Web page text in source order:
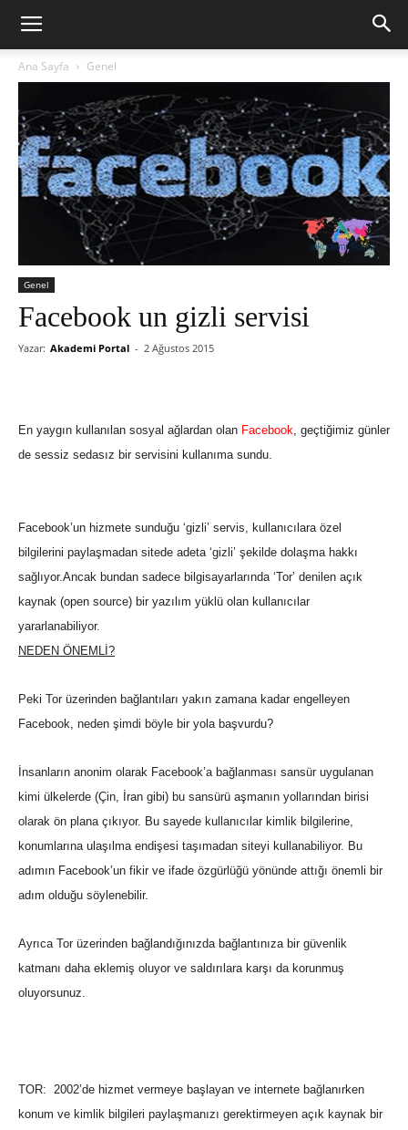
Ana Sayfa Genel
Genel
Facebook un gizli servisi
Yazar: Akademi Portal - 2 Ağustos 2015
En yaygın kullanılan sosyal ağlardan olan Facebook , geçtiğimiz günler
de sessiz sedasız bir servisini kullanıma sundu.
Facebook’un hizmete sunduğu ‘gizli’ servis, kullanıcılara özel
bilgilerini paylaşmadan sitede adeta ‘gizli’ şekilde dolaşma hakkı
sağlıyor. Ancak bundan sadece bilgisayarlarında ‘Tor’ denilen açık
kaynak (open source) bir yazılım yüklü olan kullanıcılar
yararlanabiliyor.
NEDEN ÖNEMLİ?
Peki Tor üzerinden bağlantıları yakın zamana kadar engelleyen
Facebook, neden şimdi böyle bir yola başvurdu?
İnsanların anonim olarak Facebook’a bağlanması sansür uygulanan
kimi ülkelerde (Çin, İran gibi) bu sansürü aşmanın yollarından birisi
olarak ön plana çıkıyor. Bu sayede kullanıcılar kimlik bilgilerine,
konumlarına ulaşılma endişesi taşımadan siteyi kullanabiliyor. Bu
adımın Facebook’un fikir ve ifade özgürlüğü yönünde attığı önemli bir
adım olduğu söylenebilir.
Ayrıca Tor üzerinden bağlandığınızda bağlantınıza bir güvenlik
katmanı daha eklemiş oluyor ve saldırılara karşı da korunmuş
oluyorsunuz.
TOR: 2002’de hizmet vermeye başlayan ve internete bağlanırken
konum ve kimlik bilgileri paylaşmanızı gerektirmeyen açık kaynak bir